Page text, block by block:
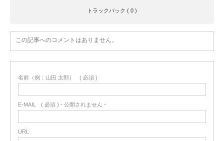
トラックバック ( 0 )
この記事へのコメントはありません。
名前（例：山田 太郎） ( 必須 )
E-MAIL ( 必須 ) - 公開されません -
URL